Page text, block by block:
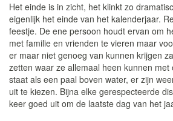
Het einde is in zicht, het klinkt zo
eigenlijk het einde van het kalenderjaar.
feestje. De ene persoon houdt ervan om
met familie en vrienden te vieren maar
er maar niet genoeg van kunnen krijgen
zetten waar ze allemaal heen kunnen met
staat als een paal boven water, er zijn
uit te kiezen. Bijna elke gerespecteerde
keer goed uit om de laatste dag van het